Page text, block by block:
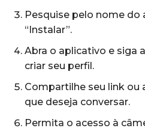
Pesquise pelo nome do
“Instalar”.
Abra o aplicativo e siga
criar seu perfil.
Compartilhe seu link ou
que deseja conversar.
Permita o acesso à